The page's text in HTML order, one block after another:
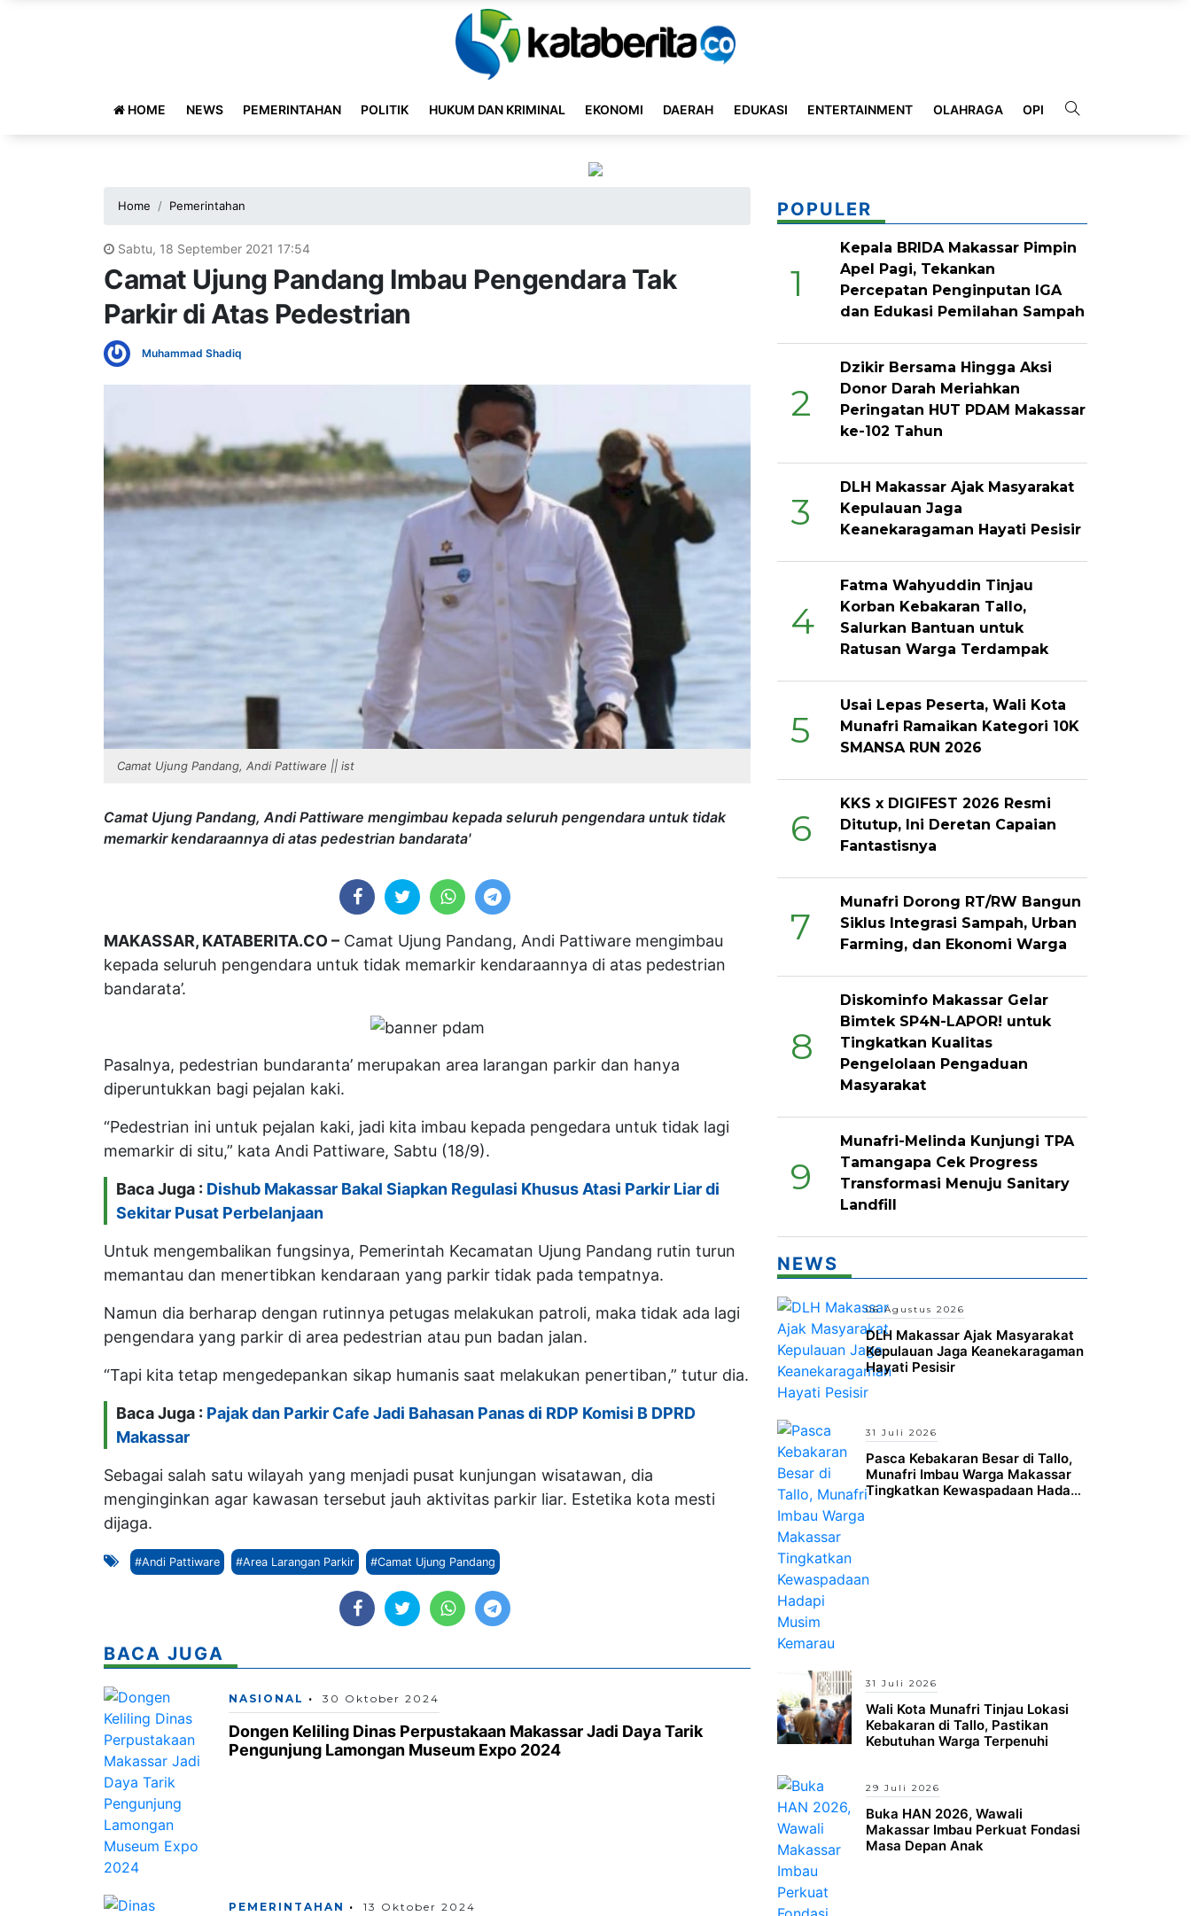
HOME NEWS PEMERINTAHAN POLITIK HUKUM DAN KRIMINAL EKONOMI DAERAH EDUKASI ENTERTAINMENT OLAHRAGA OPINI INDEKS
Home Pemerintahan
Sabtu, 18 September 2021 17:54
Camat Ujung Pandang Imbau Pengendara Tak
Parkir di Atas Pedestrian
Muhammad Shadiq
Camat Ujung Pandang, Andi Pattiware || ist
Camat Ujung Pandang, Andi Pattiware mengimbau kepada seluruh pengendara untuk tidak
memarkir kendaraannya di atas pedestrian bandarata'
MAKASSAR, KATABERITA.CO – Camat Ujung Pandang, Andi Pattiware mengimbau
kepada seluruh pengendara untuk tidak memarkir kendaraannya di atas pedestrian
bandarata’.
Pasalnya, pedestrian bundaranta’ merupakan area larangan parkir dan hanya
diperuntukkan bagi pejalan kaki.
“Pedestrian ini untuk pejalan kaki, jadi kita imbau kepada pengedara untuk tidak lagi
memarkir di situ,” kata Andi Pattiware, Sabtu (18/9).
Baca Juga : Dishub Makassar Bakal Siapkan Regulasi Khusus Atasi Parkir Liar di
Sekitar Pusat Perbelanjaan
Untuk mengembalikan fungsinya, Pemerintah Kecamatan Ujung Pandang rutin turun
memantau dan menertibkan kendaraan yang parkir tidak pada tempatnya.
Namun dia berharap dengan rutinnya petugas melakukan patroli, maka tidak ada lagi
pengendara yang parkir di area pedestrian atau pun badan jalan.
“Tapi kita tetap mengedepankan sikap humanis saat melakukan penertiban,” tutur dia.
Baca Juga : Pajak dan Parkir Cafe Jadi Bahasan Panas di RDP Komisi B DPRD
Makassar
Sebagai salah satu wilayah yang menjadi pusat kunjungan wisatawan, dia
menginginkan agar kawasan tersebut jauh aktivitas parkir liar. Estetika kota mesti
dijaga.
#Andi Pattiware #Area Larangan Parkir #Camat Ujung Pandang
BACA JUGA
NASIONAL 30 Oktober 2024
Dongen Keliling Dinas Perpustakaan Makassar Jadi Daya Tarik
Pengunjung Lamongan Museum Expo 2024
PEMERINTAHAN 13 Oktober 2024
POPULER
1
Kepala BRIDA Makassar Pimpin
Apel Pagi, Tekankan
Percepatan Penginputan IGA
dan Edukasi Pemilahan Sampah
2
Dzikir Bersama Hingga Aksi
Donor Darah Meriahkan
Peringatan HUT PDAM Makassar
ke-102 Tahun
3
DLH Makassar Ajak Masyarakat
Kepulauan Jaga
Keanekaragaman Hayati Pesisir
4
Fatma Wahyuddin Tinjau
Korban Kebakaran Tallo,
Salurkan Bantuan untuk
Ratusan Warga Terdampak
5
Usai Lepas Peserta, Wali Kota
Munafri Ramaikan Kategori 10K
SMANSA RUN 2026
6
KKS x DIGIFEST 2026 Resmi
Ditutup, Ini Deretan Capaian
Fantastisnya
7
Munafri Dorong RT/RW Bangun
Siklus Integrasi Sampah, Urban
Farming, dan Ekonomi Warga
8
Diskominfo Makassar Gelar
Bimtek SP4N-LAPOR! untuk
Tingkatkan Kualitas
Pengelolaan Pengaduan
Masyarakat
9
Munafri-Melinda Kunjungi TPA
Tamangapa Cek Progress
Transformasi Menuju Sanitary
Landfill
NEWS
06 Agustus 2026
DLH Makassar Ajak Masyarakat
Kepulauan Jaga Keanekaragaman
Hayati Pesisir
31 Juli 2026
Pasca Kebakaran Besar di Tallo,
Munafri Imbau Warga Makassar
Tingkatkan Kewaspadaan Hadapi
31 Juli 2026
Wali Kota Munafri Tinjau Lokasi
Kebakaran di Tallo, Pastikan
Kebutuhan Warga Terpenuhi
29 Juli 2026
Buka HAN 2026, Wawali
Makassar Imbau Perkuat Fondasi
Masa Depan Anak